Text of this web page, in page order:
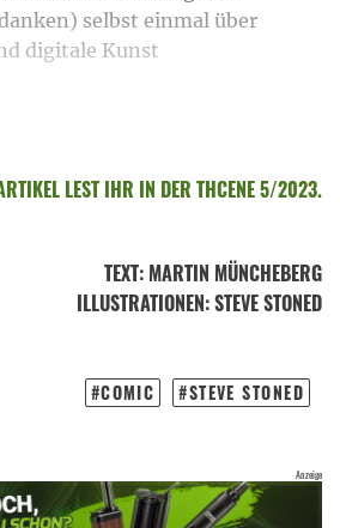
selbst einmal über
digitale Kunst
LEST IHR IN DER THCENE 5/2023.
TEXT: MARTIN MÜNCHEBERG
ILLUSTRATIONEN: STEVE STONED
COMIC STEVE STONED